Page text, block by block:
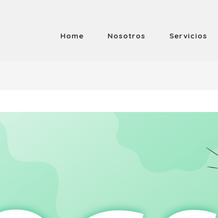
Home Nosotros Servicios